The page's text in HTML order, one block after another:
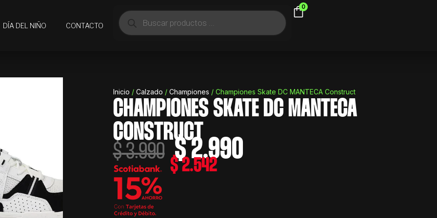
DÍA DEL NIÑO CONTACTO
Búsqueda
de
productos
0
Inicio / Calzado / Championes / Championes Skate DC MANTECA Construct
CHAMPIONES SKATE DC MANTECA
CONSTRUCT
$3.990 El
precio
original
$2.990El
$2.542